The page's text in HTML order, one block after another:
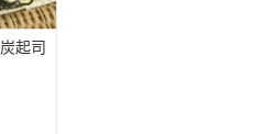
起司